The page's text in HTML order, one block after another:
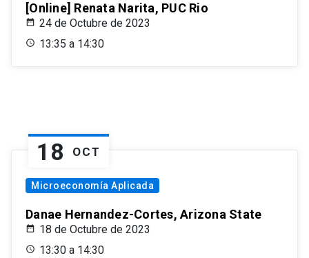
[Online] Renata Narita, PUC Rio
24 de Octubre de 2023
13:35 a 14:30
18 OCT
Microeconomía Aplicada
Danae Hernandez-Cortes, Arizona State
18 de Octubre de 2023
13:30 a 14:30